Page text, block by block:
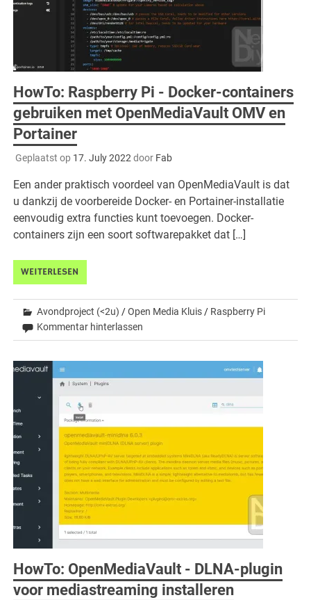
HowTo: Raspberry Pi - Docker-containers
gebruiken met OpenMediaVault OMV en
Portainer
Geplaatst op 17. July 2022door Fab
Een ander praktisch voordeel van OpenMediaVault is dat
u dankzij de voorbereide Docker- en Portainer-installatie
eenvoudig extra functies kunt toevoegen. Docker-
containers zijn een soort softwarepakket dat […]
WEITERLESEN
Avondproject (<2u) /Open Media Kluis/ Raspberry Pi
Kommentar hinterlassen
HowTo: OpenMediaVault - DLNA-plugin
voor mediastreaming installeren